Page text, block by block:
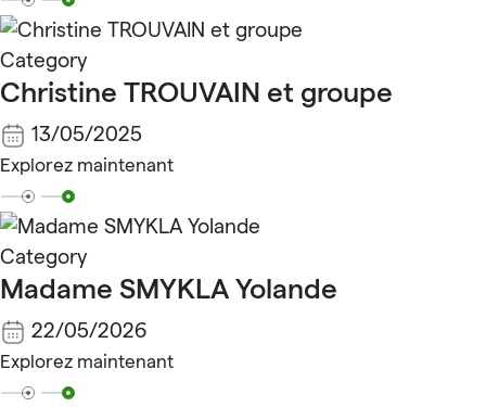
Category
Christine TROUVAIN et groupe
13/05/2025
Explorez maintenant
Category
Madame SMYKLA Yolande
22/05/2026
Explorez maintenant